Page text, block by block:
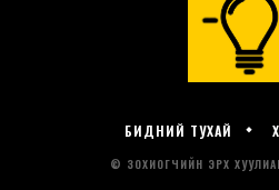
БИДНИЙ ТУХАЙ
© ЗОХИОГЧИЙН ЭРХ